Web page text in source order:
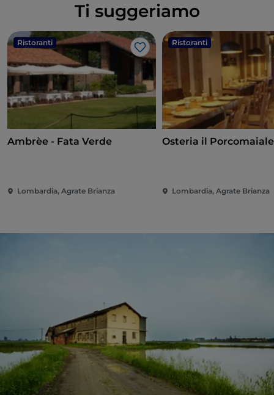
Ti suggeriamo
Ristoranti
Like
Ambrèe - Fata Verde
Lombardia, Agrate Brianza
Ristoranti
Osteria il Porcomaiale
Lombardia, Agrate Brianza